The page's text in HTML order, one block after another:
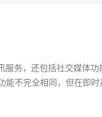
务，还包括社交媒体功
能不完全相同，但在即时